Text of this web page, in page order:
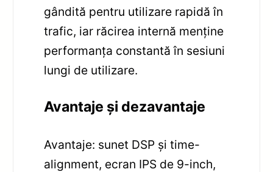
gândită pentru utilizare rapidă în
trafic, iar răcirea internă menține
performanța constantă în sesiuni
lungi de utilizare.
Avantaje și dezavantaje
Avantaje: sunet DSP și time-
alignment, ecran IPS de 9-inch,